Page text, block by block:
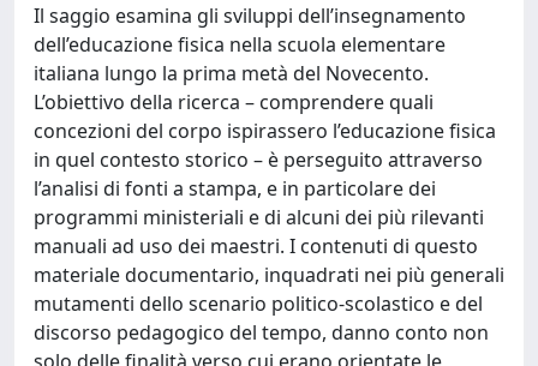
Il saggio esamina gli sviluppi dell’insegnamento
dell’educazione fisica nella scuola elementare
italiana lungo la prima metà del Novecento.
L’obiettivo della ricerca – comprendere quali
concezioni del corpo ispirassero l’educazione fisica
in quel contesto storico – è perseguito attraverso
l’analisi di fonti a stampa, e in particolare dei
programmi ministeriali e di alcuni dei più rilevanti
manuali ad uso dei maestri. I contenuti di questo
materiale documentario, inquadrati nei più generali
mutamenti dello scenario politico-scolastico e del
discorso pedagogico del tempo, danno conto non